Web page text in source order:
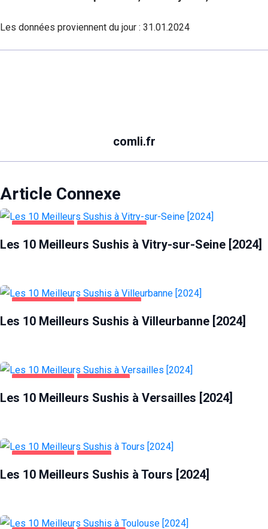
Les données proviennent du jour : 31.01.2024
comli.fr
Article Connexe
Les 10 Meilleurs Sushis à Vitry-sur-Seine [2024]
Les 10 Meilleurs Sushis à Villeurbanne [2024]
Les 10 Meilleurs Sushis à Versailles [2024]
Les 10 Meilleurs Sushis à Tours [2024]